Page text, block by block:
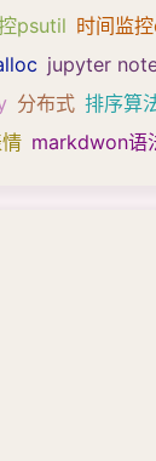
psutil 时间监
jupyter
分布式 排序算
markdwon语